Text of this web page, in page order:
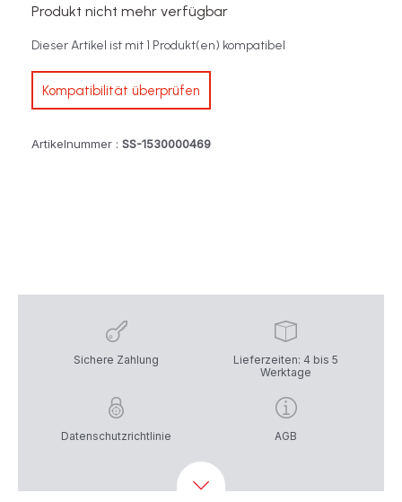
Produkt nicht mehr verfügbar
Dieser Artikel ist mit 1 Produkt(en) kompatibel
Kompatibilität überprüfen
Artikelnummer : SS-1530000469
Sichere Zahlung
Lieferzeiten: 4 bis 5
Werktage
Datenschutzrichtlinie AGB